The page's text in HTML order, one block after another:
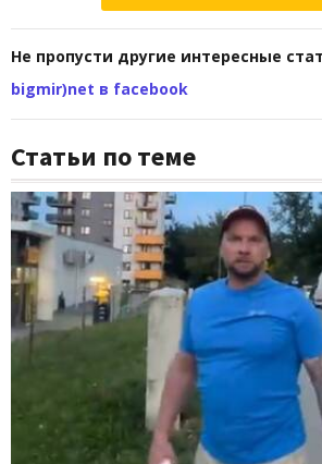
Не пропусти другие интересные
bigmir)net в facebook
Статьи по теме